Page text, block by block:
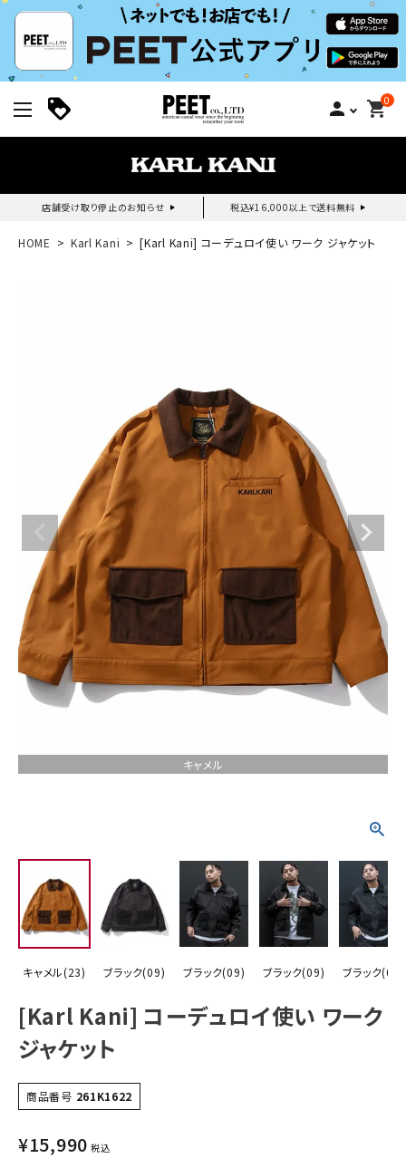
person 0
shopping_cart
店舗受け取り停止のお知らせ 税込¥16,000以上で送料無料
新規会員登録｜ログイン
ブランドメニュー
スタイリング
ニュース・特集
ランキング
お問い合わせ
HOME Karl Kani [Karl Kani] コーデュロイ使い ワーク ジャケット
キャメル
キャメル(23) ブラック(09) ブラック(09) ブラック(09) ブラック(09)
[Karl Kani] コーデュロイ使い ワーク
ジャケット
商品番号 261K1622
¥15,990 税込